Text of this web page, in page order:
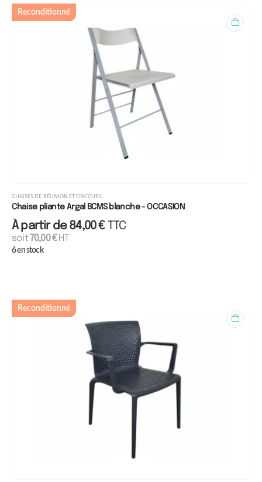
Reconditionné
CHAISES DE RÉUNION ET D'ACCUEIL
Chaise pliante Argal BCMS blanche - OCCASION
À partir de84,00€ TTC
soit70,00€HT
6 en stock
Reconditionné